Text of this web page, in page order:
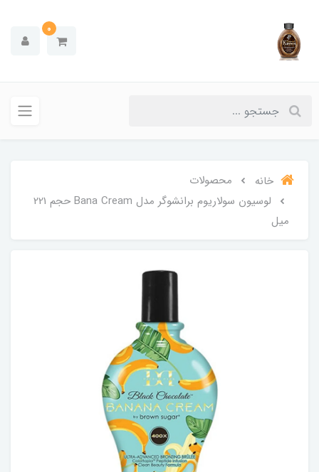
0
خانه
محصولات
لوسیون سولاریوم برانشوگر مدل Bana Cream حجم 221
میل